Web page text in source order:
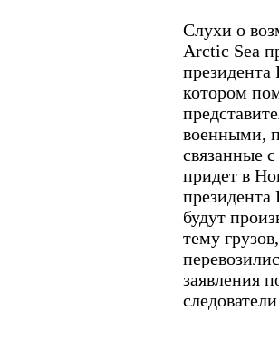
Слухи о
Arctic Sea
котором
военными,
связанные
придет в
будут
тему
заявления